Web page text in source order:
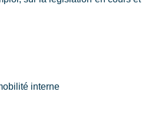
interne